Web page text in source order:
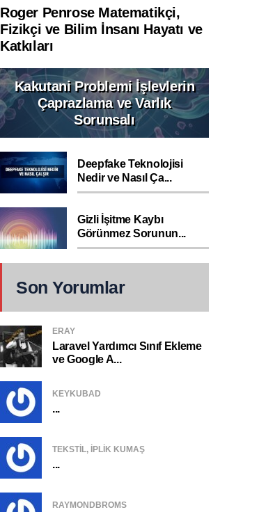
Roger Penrose Matematikçi,
Fizikçi ve Bilim İnsanı Hayatı ve
Katkıları
Kakutani Problemi İşlevlerin
Çaprazlama ve Varlık
Sorunsalı
Deepfake Teknolojisi
Nedir ve Nasıl Ça...
Gizli İşitme Kaybı
Görünmez Sorunun...
Son Yorumlar
ERAY
Laravel Yardımcı Sınıf Ekleme
ve Google A...
KEYKUBAD
...
TEKSTIL, IPLIK KUMAŞ
...
RAYMONDBROMS